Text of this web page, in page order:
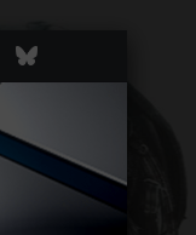
Mastodon